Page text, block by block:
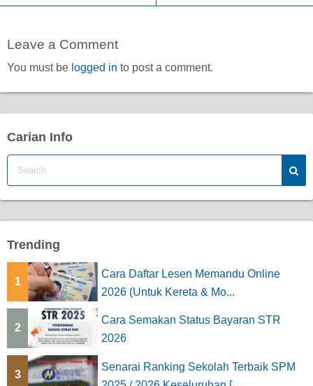
Leave a Comment
You must be logged in to post a comment.
Carian Info
Trending
1
Cara Daftar Lesen Memandu Online
2026 (Untuk Kereta & Mo...
2
Cara Semakan Status Bayaran STR
2026
3
Senarai Ranking Sekolah Terbaik SPM